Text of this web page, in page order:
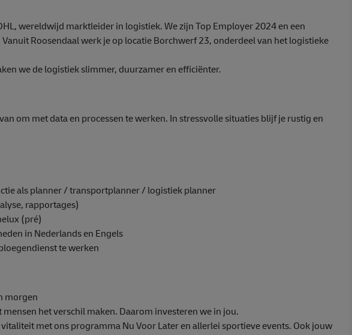
wereldwijd marktleider in logistiek. We zijn Top Employer 2024 en een
Roosendaal werk je op locatie Borchwerf 23, onderdeel van het logistieke
we de logistiek slimmer, duurzamer en efficiënter.
om met data en processen te werken. In stressvolle situaties blijf je rustig en
als planner / transportplanner / logistiek planner
rapportages)
(pré)
in Nederlands en Engels
te werken
morgen
het verschil maken. Daarom investeren we in jou.
met ons programma Nu Voor Later en allerlei sportieve events. Ook jouw